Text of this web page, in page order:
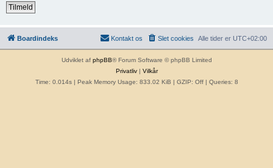
Tilmeld
Boardindeks Alle tider er UTC+02:00
Slet cookies
Kontakt os
Udviklet af phpBB® Forum Software © phpBB Limited
Privatliv| Vilkår
Time: 0.014s| Peak Memory Usage: 833.02 KiB | GZIP: Off | Queries: 8